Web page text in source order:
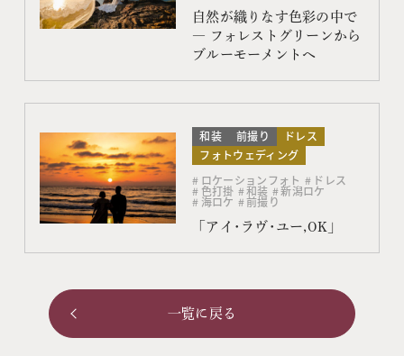
自然が織りなす色彩の中で
― フォレストグリーンから
ブルーモーメントへ
和装 前撮り
ドレス
フォトウェディング
ロケーションフォト
ドレス
色打掛 和装 新潟ロケ
海ロケ 前撮り
「アイ･ラヴ･ユー,OK」
一覧に戻る